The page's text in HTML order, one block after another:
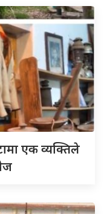
एक व्यक्तिले